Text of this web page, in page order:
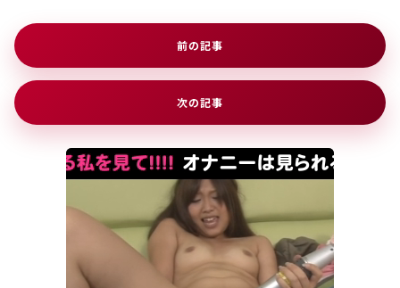
便利リンク
プライバシーポリシー
DMCA
前の記事
次の記事